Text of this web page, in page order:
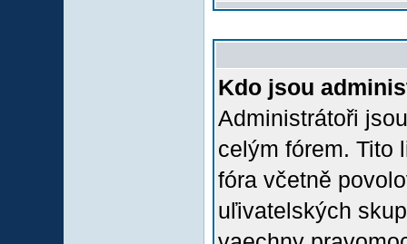
Kdo jsou
Administrátoři
celým fórem. Tito
fóra včetně
uľivatelských